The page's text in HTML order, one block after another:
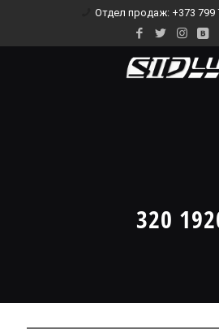
Отдел продаж: +373 799
320